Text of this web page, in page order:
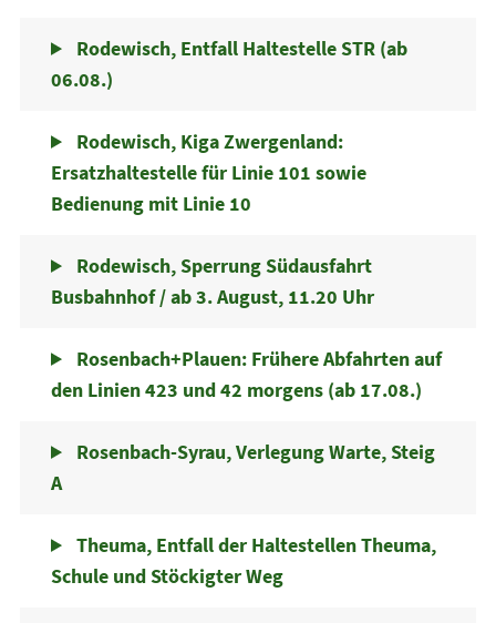
Rodewisch, Entfall Haltestelle STR (ab
06.08.)
Rodewisch, Kiga Zwergenland:
Ersatzhaltestelle für Linie 101 sowie
Bedienung mit Linie 10
Rodewisch, Sperrung Südausfahrt
Busbahnhof / ab 3. August, 11.20 Uhr
Rosenbach+Plauen: Frühere Abfahrten auf
den Linien 423 und 42 morgens (ab 17.08.)
Rosenbach-Syrau, Verlegung Warte, Steig
A
Theuma, Entfall der Haltestellen Theuma,
Schule und Stöckigter Weg